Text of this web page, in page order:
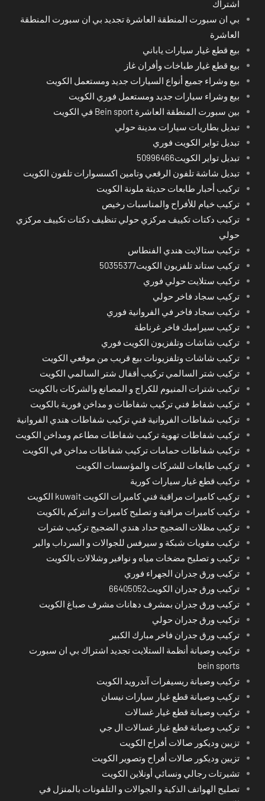
اشتراك
بي ان سبورت المنطقة العاشرة تجديد بي ان سبورت المنطقة
العاشرة
بيع قطع غيار سيارات ياباني
بيع قطع غيار طباخات وأفران غاز
بيع وشراء جميع أنواع السيارات جديد ومستعمل الكويت
بيع وشراء سيارات جديد ومستعمل فوري الكويت
بين سبورت المنطقة العاشرة Bein sport في الكويت
تبديل بطاريات سيارات مدينة حولي
تبديل تواير الكويت فوري
تبديل تواير الكويت50996466
تبديل شاشة تلفون الرقعي وتامين اكسسوارات تلفون الكويت
تركيب أحبار طابعات حديثة ملونة الكويت
تركيب خيام للأفراح والمناسبات رخيص
تركيب دكتات تكييف مركزي حولي تنظيف دكتات تكييف مركزي
حولي
تركيب ستالايت هندي الفنطاس
تركيب ستاند تلفزيون الكويت50355377
تركيب ستلايت حولي فوري
تركيب سجاد فاخر حولي
تركيب سجاد فاخر في الفروانية فوري
تركيب سيراميك فاخر غرناطة
تركيب شاشات وتلفزيون الكويت فوري
تركيب شاشات وتلفزيونات بيع قريب من موقعي الكويت
تركيب شتر السالمي تركيب أقفال شتر السالمي الكويت
تركيب شترات المنيوم للكراج و المصانع والشركات بالكويت
تركيب شفاط فني تركيب شفاطات و مداخن فورية بالكويت
تركيب شفاطات الفروانية فني تركيب شفاطات هندي الفروانية
تركيب شفاطات تهوية تركيب شفاطات مطاعم ومداخن الكويت
تركيب شفاطات حمامات تركيب شفاطات مداخن في الكويت
تركيب طابعات للشركات والمؤسسات الكويت
تركيب قطع غيار سيارات كورية
تركيب كاميرات مراقبة فني كاميرات الكويت kuwait الكويت
تركيب كاميرات مراقبة و تصليح كاميرات و انتركم بالكويت
تركيب مظلات الضجيج حداد هندي الضجيج تركيب شترات
تركيب مقويات شبكة و سيرفس للجوالات و السرداب والبر
تركيب و تصليح مضخات مياه و نوافير وشلالات بالكويت
تركيب ورق جدران الجهراء فوري
تركيب ورق جدران الكويت66405052
تركيب ورق جدران بمشرف دهانات مشرف صباغ الكويت
تركيب ورق جدران حولي
تركيب ورق جدران فاخر مبارك الكبير
تركيب وصيانة أنظمة الستلايت تجديد اشتراك بي ان سبورت
bein sports
تركيب وصيانة ريسيفرات آندرويد الكويت
تركيب وصيانة قطع غيار سيارات نيسان
تركيب وصيانة قطع غيار غسالات
تركيب وصيانة قطع غيار غسالات ال جي
تزيين وديكور صالات أفراح الكويت
تزيين وديكور صالات أفراح وتصوير الكويت
تشيرتات رجالي ونسائي أونلاين الكويت
تصليح الهواتف الذكية و الجوالات و التلفونات بالمنزل في